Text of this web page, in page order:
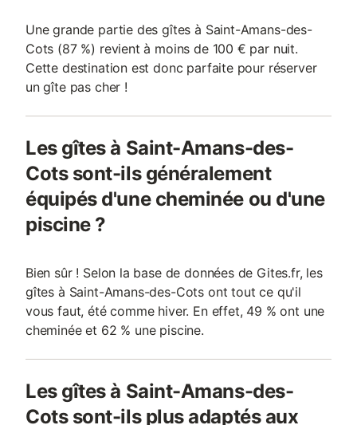
Une grande partie des gîtes à Saint-Amans-des-
Cots (87 %) revient à moins de 100 € par nuit.
Cette destination est donc parfaite pour réserver
un gîte pas cher !
Les gîtes à Saint-Amans-des-
Cots sont-ils généralement
équipés d'une cheminée ou d'une
piscine ?
Bien sûr ! Selon la base de données de Gites.fr, les
gîtes à Saint-Amans-des-Cots ont tout ce qu'il
vous faut, été comme hiver. En effet, 49 % ont une
cheminée et 62 % une piscine.
Les gîtes à Saint-Amans-des-
Cots sont-ils plus adaptés aux